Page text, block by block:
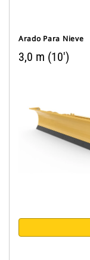
Arado Para Nieve
3,0 m (10')